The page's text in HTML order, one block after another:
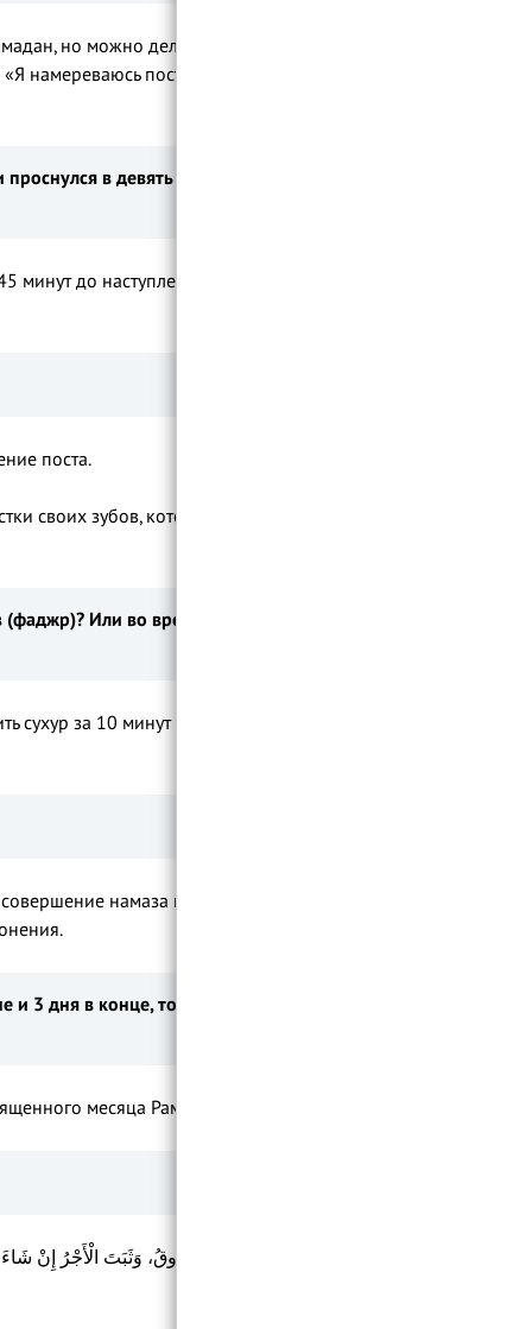
но можно делать намерение и на
постится в этот день
в девять утра. До какого
минут до наступления времени зухр
поста.
(фаджр)? Или во время восхода
сухур за 10 минут до начала фаджра,
намаза не является условием
и 3 дня в конце, то это засчитается
месяца Рамадан.
ذَهَبَ الظَّمَأُ، وَابْتَلَّتِ الْعُرُوقُ، وَثَبَتَ الْأَجْرُ إِنْ شَاءَ